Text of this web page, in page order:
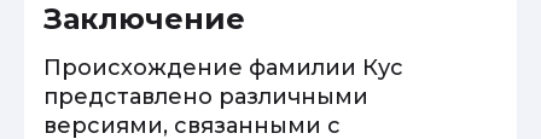
Заключение
Происхождение фамилии Кус
представлено различными
версиями, связанными с